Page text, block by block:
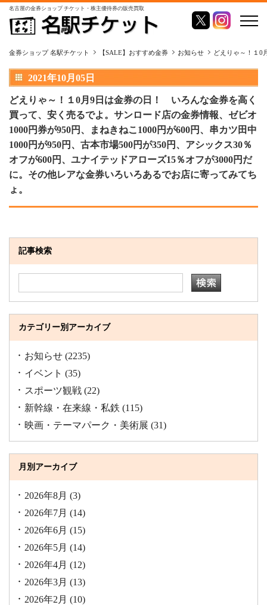
名古屋の金券ショップ チケット・株主優待券の販売買取
金券ショップ 名駅チケット 【SALE】おすすめ金券 お知らせ どえりゃ～！１0
2021年10月05日
どえりゃ～！１0月9日は金券の日！ いろんな金券を高く
買って、安く売るでよ。サンロード店の金券情報、ゼビオ
1000円券が950円、まねきねこ1000円が600円、串カツ田中
1000円が950円、古本市場500円が350円、アシックス30％
オフが600円、ユナイテッドアローズ15％オフが3000円だ
に。その他レアな金券いろいろあるでお店に寄ってみてち
ょ。
記事検索
カテゴリー別アーカイブ
お知らせ (2235)
イベント (35)
スポーツ観戦 (22)
新幹線・在来線・私鉄 (115)
映画・テーマパーク・美術展 (31)
月別アーカイブ
2026年8月 (3)
2026年7月 (14)
2026年6月 (15)
2026年5月 (14)
2026年4月 (12)
2026年3月 (13)
2026年2月 (10)